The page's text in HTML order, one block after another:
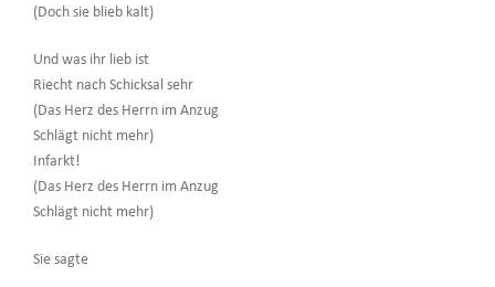
(Doch sie blieb kalt)
Und was ihr lieb ist
Riecht nach Schicksal sehr
(Das Herz des Herrn im Anzug
Schlägt nicht mehr)
Infarkt!
(Das Herz des Herrn im Anzug
Schlägt nicht mehr)
Sie sagte